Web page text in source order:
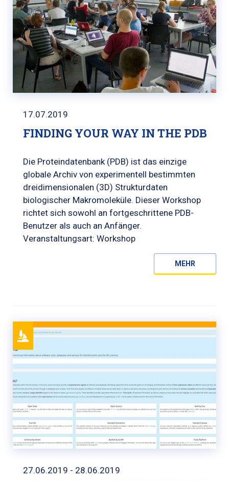
17.07.2019
FINDING YOUR WAY IN THE PDB
Die Proteindatenbank (PDB) ist das einzige
globale Archiv von experimentell bestimmten
dreidimensionalen (3D) Strukturdaten
biologischer Makromoleküle. Dieser Workshop
richtet sich sowohl an fortgeschrittene PDB-
Benutzer als auch an Anfänger.
Veranstaltungsart: Workshop
MEHR
27.06.2019 - 28.06.2019